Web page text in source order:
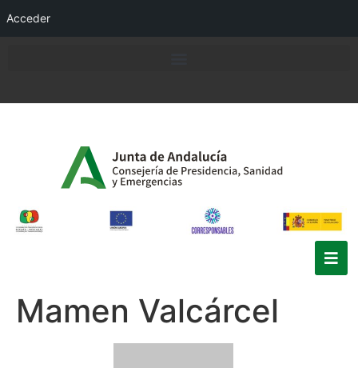
Acceder
Mamen Valcárcel